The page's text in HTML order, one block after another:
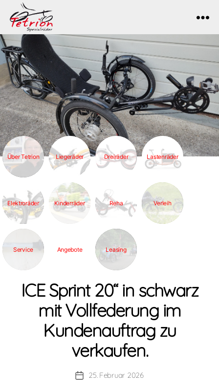
Tetrion
Über Tetrion Liegeräder Dreiräder Lastenräder
Elektroräder Kinderräder Reha Verleih
Service Angebote Leasing
ICE Sprint 20“ in schwarz
mit Vollfederung im
Kundenauftrag zu
verkaufen.
Veröffentlichungsdatum
25. Februar 2026